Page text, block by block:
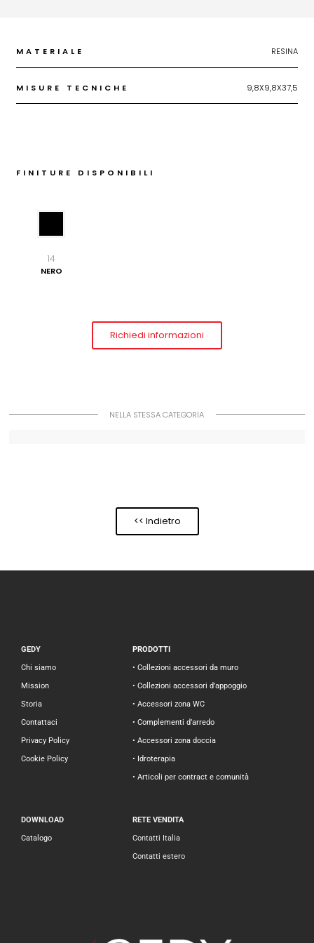
MATERIALE RESINA
MISURE TECNICHE 9,8X9,8X37,5
FINITURE DISPONIBILI
14
NERO
Richiedi informazioni
NELLA STESSA CATEGORIA
<< Indietro
GEDY
Chi siamo
Mission
Storia
Contattaci
Privacy Policy
Cookie Policy
PRODOTTI
• Collezioni accessori da muro
• Collezioni accessori d’appoggio
• Accessori zona WC
• Complementi d’arredo
• Accessori zona doccia
• Idroterapia
• Articoli per contract e comunità
DOWNLOAD
Catalogo
RETE VENDITA
Contatti Italia
Contatti estero